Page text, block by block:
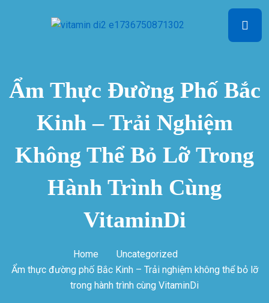
Ẩm Thực Đường Phố Bắc
Kinh – Trải Nghiệm
Không Thể Bỏ Lỡ Trong
Hành Trình Cùng
VitaminDi
Home
Uncategorized
Ẩm thực đường phố Bắc Kinh – Trải nghiệm không thể bỏ lỡ
trong hành trình cùng VitaminDi